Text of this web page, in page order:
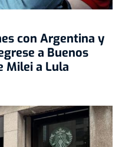
con Argentina y
a Buenos
Milei a Lula